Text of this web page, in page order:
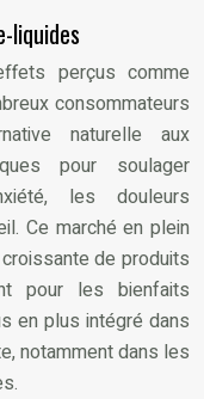
liquides
perçus comme
consommateurs
naturelle aux
pour soulager
les douleurs
Ce marché en plein
de produits
pour les bienfaits
en plus intégré dans
notamment dans les